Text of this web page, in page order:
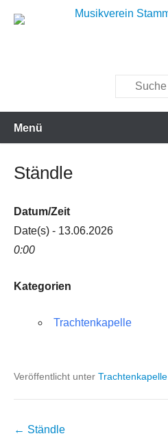
Inhalt
Suchen
Menü
Ständle
Datum/Zeit
Date(s) - 13.06.2026
0:00
Kategorien
Trachtenkapelle
Veröffentlicht unter Trachtenkapelle
Beitragsnavigation
← Ständle